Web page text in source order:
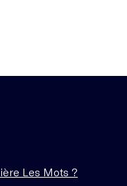
Les Mots ?